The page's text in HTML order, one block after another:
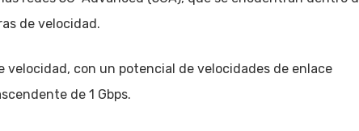
de velocidad.
con un potencial de velocidades de enlace
de 1 Gbps.